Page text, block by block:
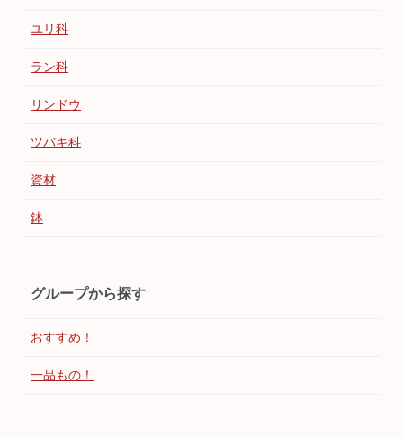
ユリ科
ラン科
リンドウ
ツバキ科
資材
鉢
グループから探す
おすすめ！
一品もの！